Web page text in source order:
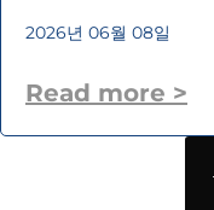
2026년 06월 08일
Read more >